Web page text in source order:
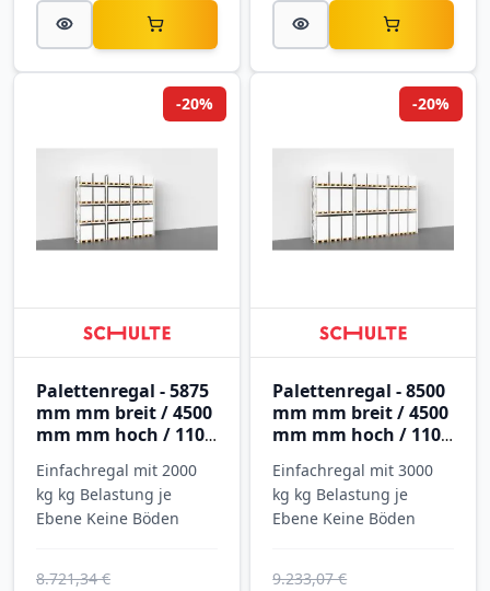
Palettenregal - 5875
mm mm breit / 4500
mm mm hoch / 1100
Ebenen
Einfachregal mit 2000
kg kg Belastung je
Ebene Keine Böden
8.721,34 €
-20%
Palettenregal - 8500
mm mm breit / 4500
mm mm hoch / 1100
Ebenen
Einfachregal mit 3000
kg kg Belastung je
Ebene Keine Böden
9.233,07 €
-20%